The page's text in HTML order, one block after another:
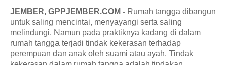
JEMBER, GPPJEMBER.COM - Rumah tangga dibangun
untuk saling mencintai, menyayangi serta saling
melindungi. Namun pada praktiknya kadang di dalam
rumah tangga terjadi tindak kekerasan terhadap
perempuan dan anak oleh suami atau ayah. Tindak